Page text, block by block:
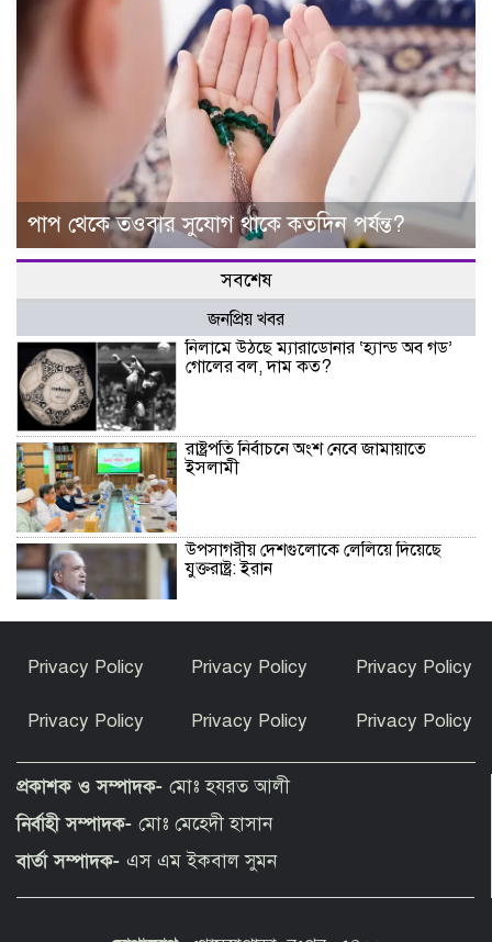
পাপ থেকে তওবার সুযোগ থাকে কতদিন পর্যন্ত?
সবশেষ
জনপ্রিয় খবর
নিলামে উঠছে ম্যারাডোনার ‘হ্যান্ড অব গড’
গোলের বল, দাম কত?
রাষ্ট্রপতি নির্বাচনে অংশ নেবে জামায়াতে
ইসলামী
উপসাগরীয় দেশগুলোকে লেলিয়ে দিয়েছে
যুক্তরাষ্ট্র: ইরান
আরও বেশি কিছু?
সংগঠনের উদ্যোগে সেরা রক্তদাতাদের
সম্মাননা প্রদান
আমার সঙ্গে বিয়ে নয়, হয়তো স্বপ্নের বাসর
হয়েছিল: শাবনূর
Privacy Policy Privacy Policy Privacy Policy
Privacy Policy Privacy Policy Privacy Policy
প্রকাশক ও সম্পাদক- মোঃ হযরত আলী
নির্বাহী সম্পাদক- মোঃ মেহেদী হাসান
বার্তা সম্পাদক- এস এম ইকবাল সুমন